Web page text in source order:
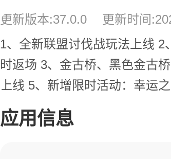
更新版本:37.0.0
更新时间
1、全新联盟讨伐战玩法上线 2
时返场 3、金古桥、黑色金古
上线 5、新增限时活动：幸运
应用信息